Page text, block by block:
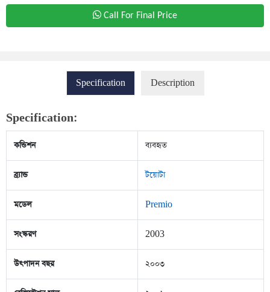
Call For Final Price
Specification Description
Specification:
কন্ডিশন ব্যবহৃত
ব্র্যান্ড টয়োটা
মডেল Premio
সংস্করণ 2003
উৎপাদন বছর ২০০৩